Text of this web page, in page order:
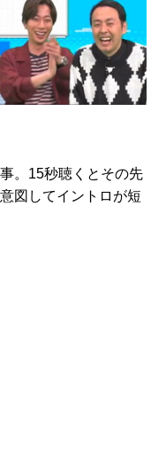
。15秒聴くとその先
図してイントロが短